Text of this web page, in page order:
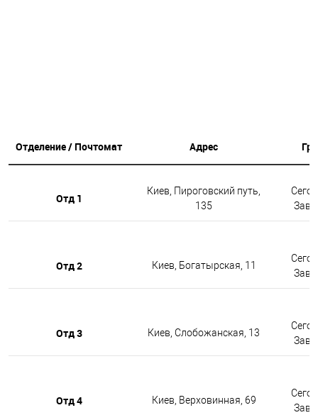
Отделение / Почтомат Адрес
Отд 1
Киев, Пироговский путь,
135
Отд 2 Киев, Богатырская, 11
Отд 3 Киев, Слобожанская, 13
Отд 4 Киев, Верховинная, 69